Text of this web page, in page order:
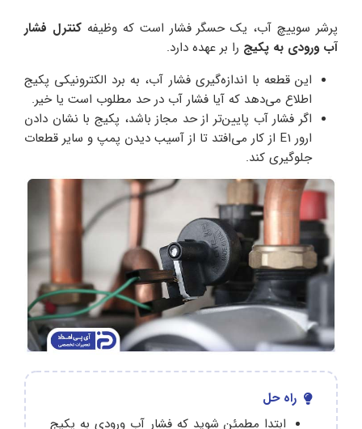
پرشر سوییچ آب، یک حسگر فشار است که وظیفه کنترل فشار
آب ورودی به پکیج را بر عهده دارد.
این قطعه با اندازه‌گیری فشار آب، به برد الکترونیکی پکیج
اطلاع می‌دهد که آیا فشار آب در حد مطلوب است یا خیر.
اگر فشار آب پایین‌تر از حد مجاز باشد، پکیج با نشان دادن
ارور E1 از کار می‌افتد تا از آسیب دیدن پمپ و سایر قطعات
جلوگیری کند.
راه حل
ابتدا مطمئن شوید که فشار آب ورودی به پکیج